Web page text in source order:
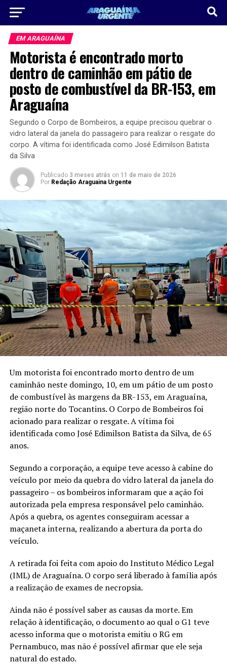
EM ARAGUAÍNA
Motorista é encontrado morto
dentro de caminhão em pátio de
posto de combustível da BR-153, em
Araguaína
Segundo o Corpo de Bombeiros, a equipe precisou quebrar o
vidro lateral da janela do passageiro para realizar o resgate do
corpo. A vítima foi identificada como José Edimilson Batista
da Silva
Publicado 3 meses atrás on 11 de maio de 2026
Por Redação Araguaina Urgente
Um motorista foi encontrado morto dentro de um
caminhão neste domingo, 10, em um pátio de um posto
de combustível às margens da BR-153, em Araguaína,
região norte do Tocantins. O Corpo de Bombeiros foi
acionado para realizar o resgate. A vítima foi
identificada como José Edimilson Batista da Silva, de 65
anos.
Segundo a corporação, a equipe teve acesso à cabine do
veículo por meio da quebra do vidro lateral da janela do
passageiro – os bombeiros informaram que a ação foi
autorizada pela empresa responsável pelo caminhão.
Após a quebra, os agentes conseguiram acessar a
maçaneta interna, realizando a abertura da porta do
veículo.
A retirada foi feita com apoio do Instituto Médico Legal
(IML) de Araguaína. O corpo será liberado à família após
a realização de exames de necropsia.
Ainda não é possível saber as causas da morte. Em
relação à identificação, o documento ao qual o G1 teve
acesso informa que o motorista emitiu o RG em
Pernambuco, mas não é possível afirmar que ele seja
natural do estado.